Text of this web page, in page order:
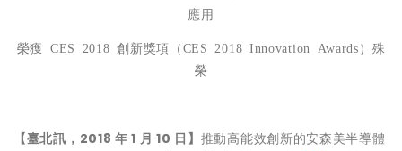
應用
榮獲 CES 2018創新獎項（ CES 2018 Innovation Awards ）殊
榮
【臺北訊， 2018 年 1 月 10 日】 推動高能效創新的安森美半導體